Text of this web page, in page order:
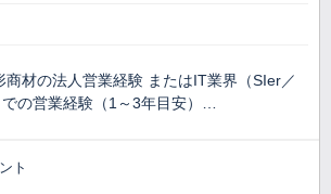
商材の法人営業経験 またはIT業界（SIer／
の営業経験（1～3年目安）…
ト